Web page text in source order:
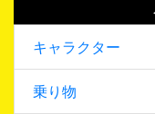
キャラクター
乗り物